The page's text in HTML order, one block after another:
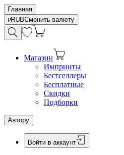
Главная
RUBСменить валюту
Магазин
Импринты
Бестселлеры
Бесплатные
Скидки
Подборки
Автору
Войти в аккаунт